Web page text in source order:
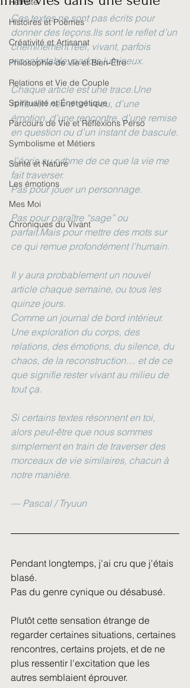
Histoires et Poèmes
Créativité et Artisanat
Philosophie de Vie et Bien-Être
Relations et Vie de Couple
Spiritualité et Énergétique
Parcours de Vie et Réflexions Perso
Symbolisme et Métiers
Santé et Nature
Les émotions
Mes Moi
Chroniques du Vivant
Ces textes ne sont pas écrits pour
donner des leçons.Ils sont le reflet d’un
cheminement réel, vivant, parfois
inconfortable, parfois lumineux.
Chaque article est une trace.Une
réflexion née d’un vécu, d’une
émotion, d’une rencontre, d’une remise
en question ou d’un instant de bascule.
J’écris au rythme de ce que la vie me
fait traverser.
Pas pour jouer un personnage.
Pas pour paraître “sage” ou
parfait.Mais pour mettre des mots sur
ce qui remue profondément l’humain.
Il y aura probablement un nouvel
article chaque semaine, ou tous les
quinze jours.
Comme un journal de bord intérieur.
Une exploration du corps, des
relations, des émotions, du silence, du
chaos, de la reconstruction… et de ce
que signifie rester vivant au milieu de
tout ça.
Si certains textes résonnent en toi,
alors peut-être que nous sommes
simplement en train de traverser des
morceaux de vie similaires, chacun à
notre manière.
— Pascal / Tryuun
Pendant longtemps, j'ai cru que j'étais
blasé.
Pas du genre cynique ou désabusé.
Plutôt cette sensation étrange de
regarder certaines situations, certaines
rencontres, certains projets, et de ne
plus ressentir l'excitation que les
autres semblaient éprouver.